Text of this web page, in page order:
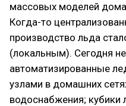
массовых моделей
Когда-то
производство льда
(локальным). Сегодня
автоматизированные
узлами в домашних
водоснабжения;